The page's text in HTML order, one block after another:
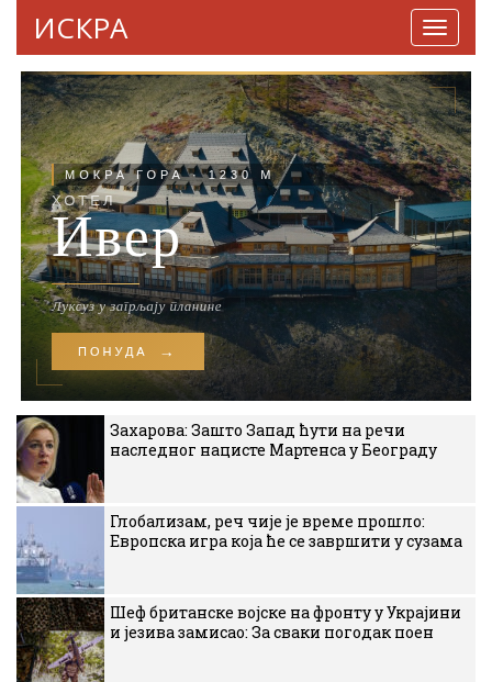
ИСКРА
Захарова: Зашто Запад ћути на речи
наследног нацисте Мартенса у Београду
Глобализам, реч чије је време прошло:
Европска игра која ће се завршити у сузама
Шеф британске војске на фронту у Украјини
и језива замисао: За сваки погодак поен